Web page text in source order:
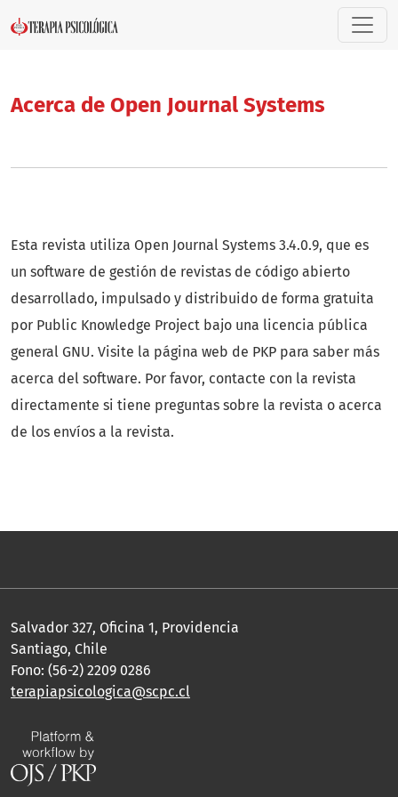
Acerca de Open Journal Systems
Esta revista utiliza Open Journal Systems 3.4.0.9, que es
un software de gestión de revistas de código abierto
desarrollado, impulsado y distribuido de forma gratuita
por Public Knowledge Project bajo una licencia pública
general GNU. Visite la página web de PKP para saber más
acerca del software. Por favor, contacte con la revista
directamente si tiene preguntas sobre la revista o acerca
de los envíos a la revista.
Salvador 327, Oficina 1, Providencia
Santiago, Chile
Fono: (56-2) 2209 0286
terapiapsicologica@scpc.cl